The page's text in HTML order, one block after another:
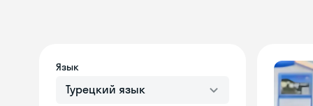
Язык
Турецкий язык